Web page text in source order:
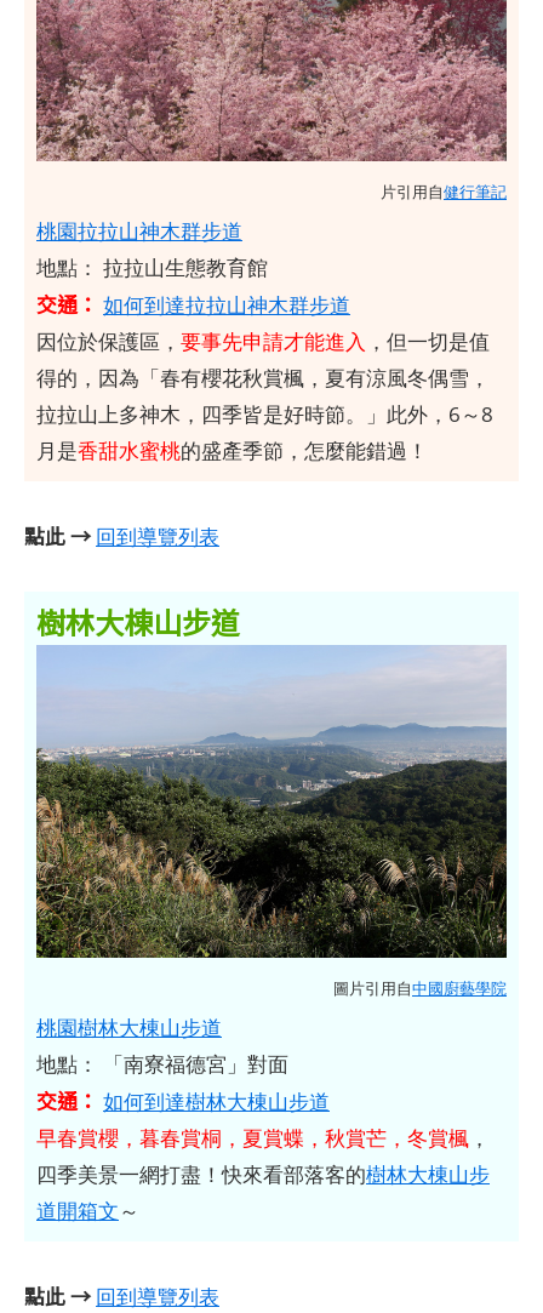
片引用自健行筆記
桃園拉拉山神木群步道
地點： 拉拉山生態教育館
交通： 如何到達拉拉山神木群步道
因位於保護區， 要事先申請才能進入 ，但一切是值
得的，因為「春有櫻花秋賞楓，夏有涼風冬偶雪，
拉拉山上多神木，四季皆是好時節。」此外，6～8
月是香甜水蜜桃的盛產季節，怎麼能錯過！
點此 → 回到導覽列表
樹林大棟山步道
圖片引用自中國廚藝學院
桃園樹林大棟山步道
地點： 「南寮福德宮」對面
交通： 如何到達樹林大棟山步道
早春賞櫻，暮春賞桐，夏賞蝶，秋賞芒，冬賞楓 ，
四季美景一網打盡！快來看部落客的樹林大棟山步
道開箱文～
點此 → 回到導覽列表